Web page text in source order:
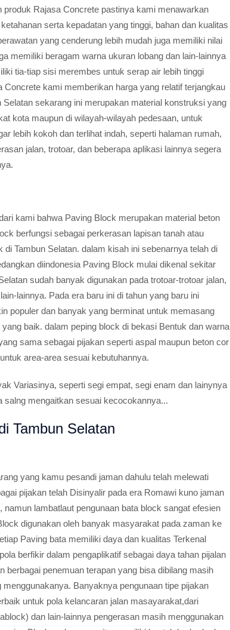
Rajasa Concrete pastinya kami menawarkan
serta kepadatan yang tinggi, bahan dan kualitas
yang cenderung lebih mudah juga memiliki nilai
memiliki beragam warna ukuran lobang dan lain-lainnya
tia-tiap sisi merembes untuk serap air lebih tinggi
kami memberikan harga yang relatif terjangkau
sekarang ini merupakan material konstruksi yang
kota maupun di wilayah-wilayah pedesaan, untuk
lebih kokoh dan terlihat indah, seperti halaman rumah,
jalan, trotoar, dan beberapa aplikasi lainnya segera
kami bahwa Paving Block merupakan material beton
berfungsi sebagai perkerasan lapisan tanah atau
Tambun Selatan. dalam kisah ini sebenarnya telah di
diindonesia Paving Block mulai dikenal sekitar
sudah banyak digunakan pada trotoar-trotoar jalan,
lainnya. Pada era baru ini di tahun yang baru ini
populer dan banyak yang berminat untuk memasang
baik. dalam peping block di bekasi Bentuk dan warna
sama sebagai pijakan seperti aspal maupun beton cor
area-area sesuai kebutuhannya.
Variasinya, seperti segi empat, segi enam dan lainynya
mengaitkan sesuai kecocokannya...
Tambun Selatan
yang kamu pesandi jaman dahulu telah melewati
pijakan telah Disinyalir pada era Romawi kuno jaman
lambatlaut pengunaan bata block sangat efesien
digunakan oleh banyak masyarakat pada zaman ke
Paving bata memiliki daya dan kualitas Terkenal
berfikir dalam pengaplikatif sebagai daya tahan pijalan
penemuan terapan yang bisa dibilang masih
Banyaknya pengunaan tipe pijakan
untuk pola kelancaran jalan masayarakat,dari
dan lain-lainnya pengerasan masih menggunakan